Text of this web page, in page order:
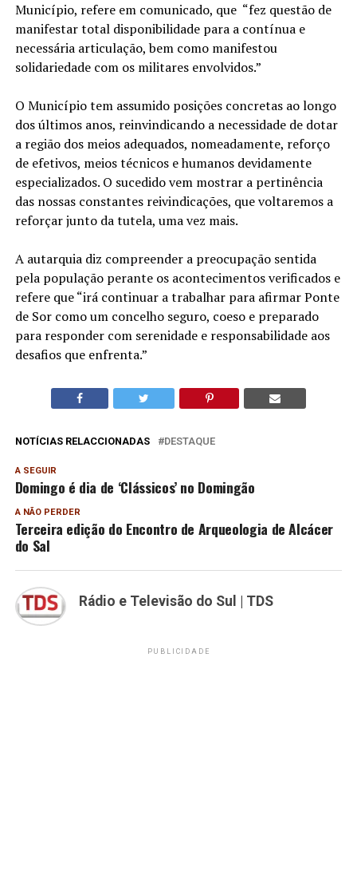
Município, refere em comunicado, que “fez questão de
manifestar total disponibilidade para a contínua e
necessária articulação, bem como manifestou
solidariedade com os militares envolvidos.”
O Município tem assumido posições concretas ao longo
dos últimos anos, reinvindicando a necessidade de dotar
a região dos meios adequados, nomeadamente, reforço
de efetivos, meios técnicos e humanos devidamente
especializados. O sucedido vem mostrar a pertinência
das nossas constantes reivindicações, que voltaremos a
reforçar junto da tutela, uma vez mais.
A autarquia diz compreender a preocupação sentida
pela população perante os acontecimentos verificados e
refere que “irá continuar a trabalhar para afirmar Ponte
de Sor como um concelho seguro, coeso e preparado
para responder com serenidade e responsabilidade aos
desafios que enfrenta.”
NOTÍCIAS RELACCIONADAS DESTAQUE
A SEGUIR
Domingo é dia de ‘Clássicos’ no Domingão
A NÃO PERDER
Terceira edição do Encontro de Arqueologia de Alcácer
do Sal
Rádio e Televisão do Sul | TDS
PUBLICIDADE